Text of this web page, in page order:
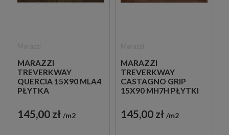
MARAZZI
TREVERKWAY
QUERCIA 15X90 MLA4
PŁYTKA
145,00 zł m2
MARAZZI
TREVERKWAY
CASTAGNO GRIP
15X90 MH7H PŁYTKI
145,00 zł m2